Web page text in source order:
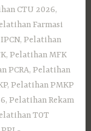
CTU 2026,
Farmasi
Pelatihan
Pelatihan MFK
PCRA, Pelatihan
Pelatihan PMKP
Pelatihan Rekam
TOT